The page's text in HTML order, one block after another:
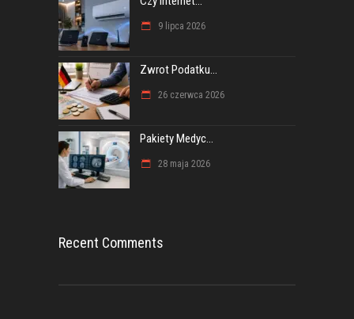
9 lipca 2026
Zwrot Podatku...
26 czerwca 2026
Pakiety Medyc...
28 maja 2026
Recent Comments